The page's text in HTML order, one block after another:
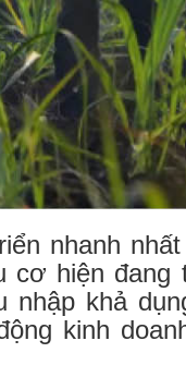
nhanh
cơ hiện
khả
kinh